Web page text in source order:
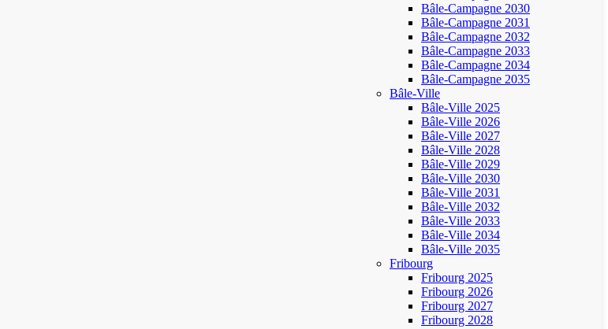
Bâle-Campagne 2030
Bâle-Campagne 2031
Bâle-Campagne 2032
Bâle-Campagne 2033
Bâle-Campagne 2034
Bâle-Campagne 2035
Bâle-Ville
Bâle-Ville 2025
Bâle-Ville 2026
Bâle-Ville 2027
Bâle-Ville 2028
Bâle-Ville 2029
Bâle-Ville 2030
Bâle-Ville 2031
Bâle-Ville 2032
Bâle-Ville 2033
Bâle-Ville 2034
Bâle-Ville 2035
Fribourg
Fribourg 2025
Fribourg 2026
Fribourg 2027
Fribourg 2028